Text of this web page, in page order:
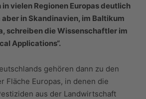
vielen Regionen Europas deutlich
in Skandinavien, im Baltikum
schreiben die Wissenschaftler im
Applications“.
gehören dann zu den
Fläche Europas, in denen die
aus der Landwirtschaft